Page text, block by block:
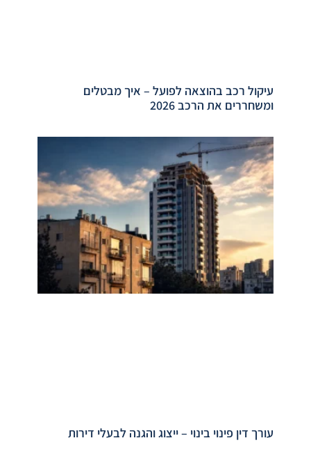
עיקול רכב בהוצאה לפועל – איך מבטלים
ומשחררים את הרכב 2026
עורך דין פינוי בינוי – ייצוג והגנה לבעלי דירות